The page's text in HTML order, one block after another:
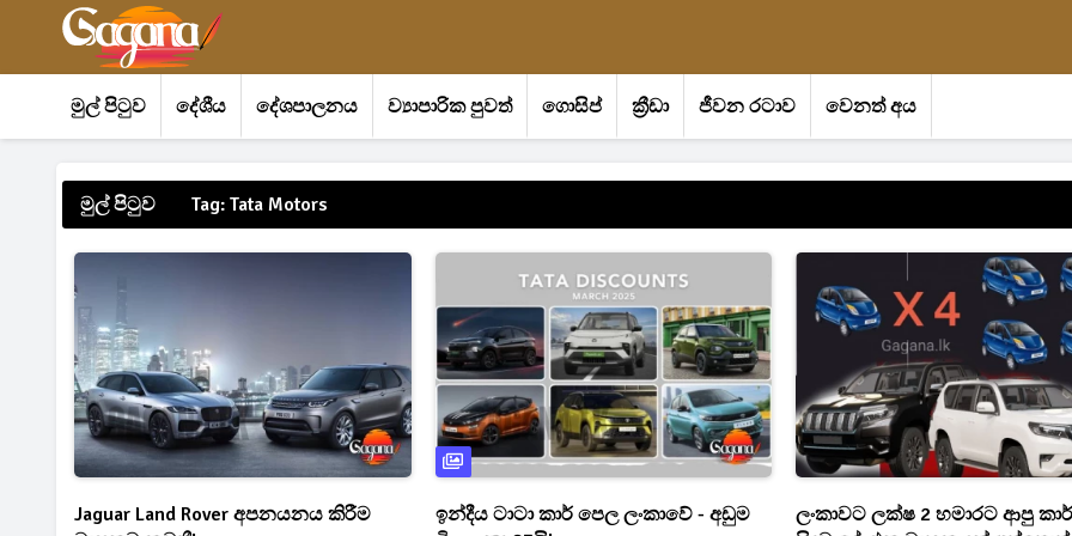
මුල් පිටුව දේශීය දේශපාලනය ව්‍යාපාරික පුවත් ගොසිප් ක්‍රීඩා ජීවන රටාව වෙනත් අය
මුල් පිටුව Tag: Tata Motors
Jaguar Land Rover අපනයනය කිරීම
ඉන්දීය ටාටා කාර් පෙල ලංකාවේ - අඩුම
ලංකාවට ලක්ෂ 2 හමාරට ආපු